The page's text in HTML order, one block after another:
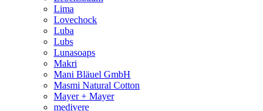
Lima
Lovechock
Luba
Lubs
Lunasoaps
Makri
Mani Bläuel GmbH
Masmi Natural Cotton
Mayer + Mayer
medivere